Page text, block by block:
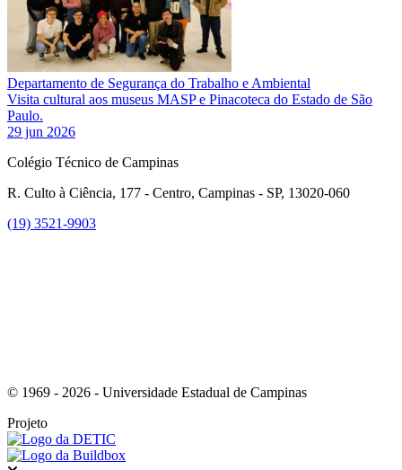
Departamento de Segurança do Trabalho e Ambiental
Visita cultural aos museus MASP e Pinacoteca do Estado de São
Paulo.
29 jun 2026
Colégio Técnico de Campinas
R. Culto à Ciência, 177 - Centro, Campinas - SP, 13020-060
(19) 3521-9903
© 1969 - 2026 - Universidade Estadual de Campinas
Projeto